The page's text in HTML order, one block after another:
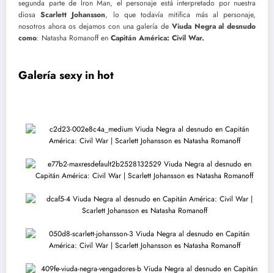
segunda parte de Iron Man, el personaje está interpretado por nuestra
diosaScarlett Johansson, lo que todavía mitifica más al personaje,
nosotros ahora os dejamos con una galería de Viuda Negra al desnudo
como: Natasha Romanoff en Capitán América: Civil War.
Galería sexy in hot